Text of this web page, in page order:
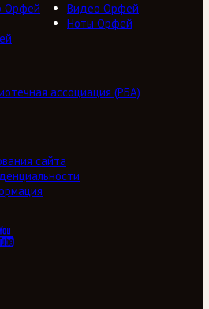
Орфей
Видео Орфей
Ноты Орфей
ассоциация (РБА)
сайта